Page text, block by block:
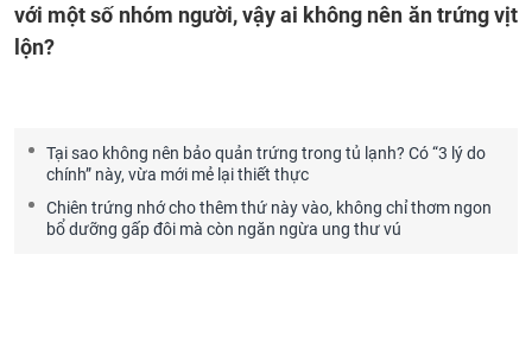
với một số nhóm người, vậy ai không nên ăn trứng vịt
lộn?
Tại sao không nên bảo quản trứng trong tủ lạnh? Có “3 lý do
chính” này, vừa mới mẻ lại thiết thực
Chiên trứng nhớ cho thêm thứ này vào, không chỉ thơm ngon
bổ dưỡng gấp đôi mà còn ngăn ngừa ung thư vú